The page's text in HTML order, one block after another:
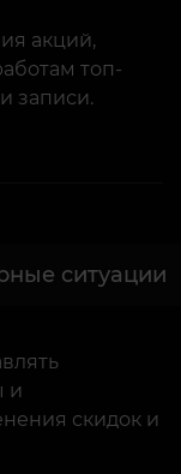
акций,
топ-
записи.
ситуации
и
скидок и